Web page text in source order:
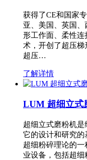
获得了CE和国家
亚、美国、英国
形工作面、柔性
术，开创了超压梯
超压…
了解详情
LUM 超细立式
超细立式磨粉机是
它的设计和研究
超细粉碎理论的
业设备，包括超